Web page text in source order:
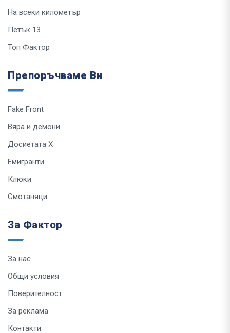
На всеки километър
Петък 13
Топ Фактор
Препоръчваме Ви
Fake Front
Вяра и демони
Досиетата Х
Емигранти
Клюки
Смотаняци
За Фактор
За нас
Общи условия
Поверителност
За реклама
Контакти